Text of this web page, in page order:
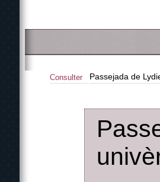
Consulter Passejada de